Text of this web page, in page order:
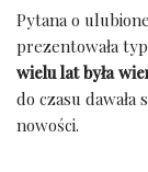
Pytana o
prezentowała
wielu lat była
do czasu
nowości.